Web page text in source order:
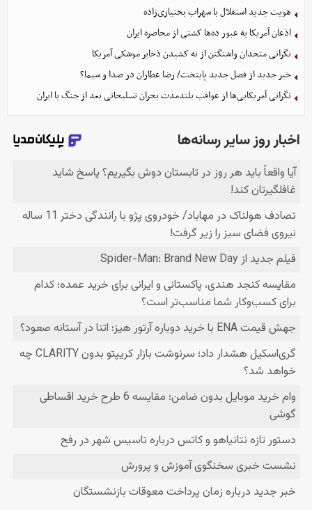
هویت جدید استقلال با سهراب بختیاری‌زاده
اذعان آمریکا به عبور ده‌ها کشتی از محاصره ایران
نگرانی متحدان واشنگتن از ته کشیدن ذخایر موشکی آمریکا
خبر جدید از فصل جدید پایتخت/ رضا عطاران در صدا و سیما؟
نگرانی آمریکایی‌ها از عواقب بلندمدت بحران تسلیحاتی بعد از جنگ با ایران